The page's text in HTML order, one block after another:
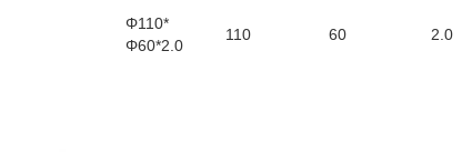
Φ110*
Φ60*2.0
110 60 2.0